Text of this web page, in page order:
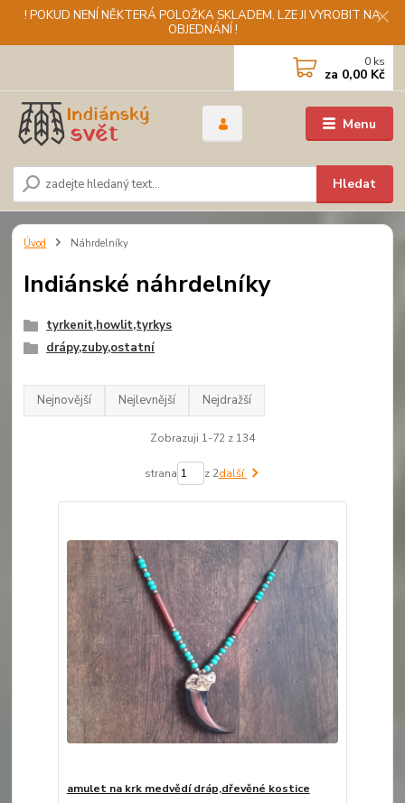
! POKUD NENÍ NĚKTERÁ POLOŽKA SKLADEM, LZE JI VYROBIT NA
OBJEDNÁNÍ !
Menu
Hledat
0 ks
za 0,00 Kč
Úvod Náhrdelníky
Indiánské náhrdelníky
tyrkenit,howlit,tyrkys
drápy,zuby,ostatní
Nejnovější Nejlevnější Nejdražší
Zobrazuji 1-72 z 134
strana z 2další
amulet na krk medvědí dráp,dřevěné kostice